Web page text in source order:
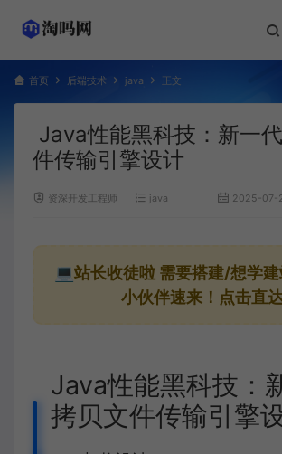
首页 后端技术 java 正文
Java性能黑科技：新一
件传输引擎设计
资深开发工程师 java 2025-07-
💻站长收徒啦 需要搭建/想学
小伙伴速来！点击直
Java性能黑科技：
拷贝文件传输引擎